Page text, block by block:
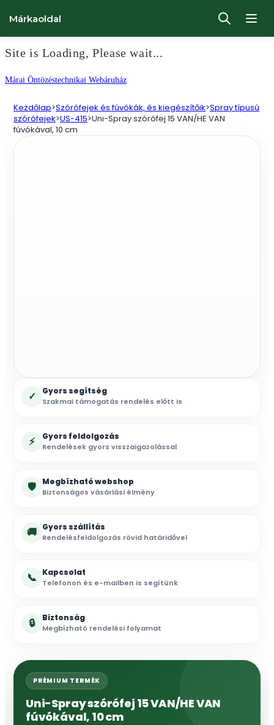
Site is Loading, Please wait...
Ugrás
tartalomhoz
Márai Öntözéstechnikai Webáruház
Márkaoldal
Kezdőlap>Szórófejek és fúvókák, és kiegészítőik>Spray típusú
szórófejek>US-415>Uni-Spray szórófej 15 VAN/HE VAN
fúvókával, 10 cm
✓ Gyors segítség
Szakmai támogatás rendelés előtt is
⚡ Gyors feldolgozás
Rendelések gyors visszaigazolással
🛡 Megbízható webshop
Biztonságos vásárlási élmény
🚚 Gyors szállítás
Rendelésfeldolgozás rövid határidővel
📞 Kapcsolat
Telefonon és e-mailben is segítünk
🔒 Biztonság
Megbízható rendelési folyamat
PRÉMIUM TERMÉK
Uni-Spray szórófej 15 VAN/HE VAN
fúvókával, 10 cm